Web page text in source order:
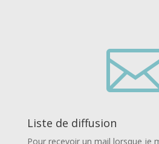
Liste de diffusion
Pour recevoir un mail lorsque je